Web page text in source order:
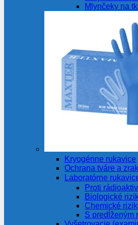
Mlynčeky na
Kryogénne rukavice
Ochrana tváre a
Laboratórne
Proti
Biologické
Chemické
S predĺženým